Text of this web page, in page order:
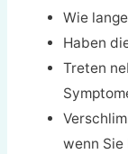
Wie
Haben
Treten
wenn